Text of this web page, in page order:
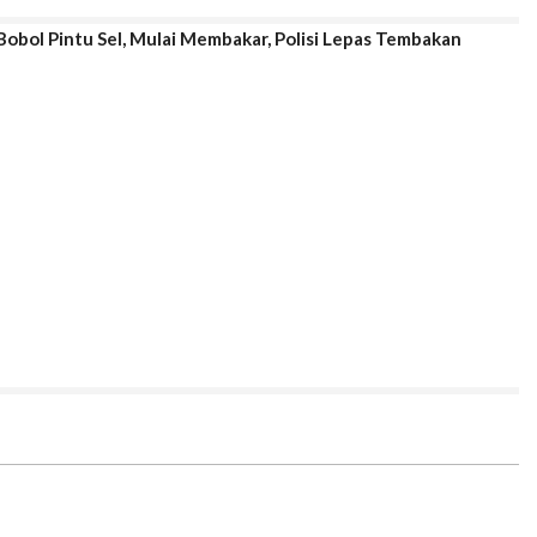
Pintu Sel, Mulai Membakar, Polisi Lepas Tembakan